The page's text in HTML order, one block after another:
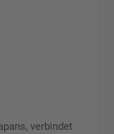
verbindet